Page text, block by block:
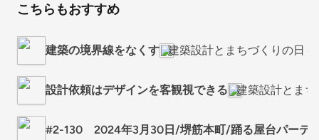
こちらもおすすめ
建築の境界線をなくす 建築設計とまちづくりの日々
設計依頼はデザインを客観視できる 建築設計とま
#2-130 2024年3月30日/堺筋本町/踊る屋台パーテ